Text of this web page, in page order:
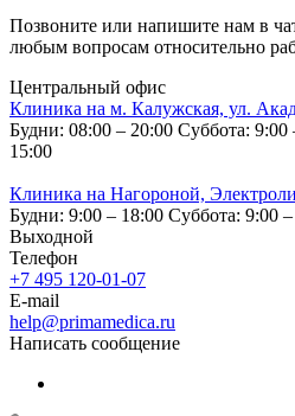
Позвоните или напишите нам в
любым вопросам относительно
Центральный офис
Клиника на м. Калужская, ул.
Будни: 08:00 – 20:00 Суббота: 9:00
15:00
Клиника на Нагороной,
Будни: 9:00 – 18:00 Суббота: 9:00
Выходной
Телефон
+7 495 120-01-07
E-mail
help@primamedica.ru
Написать сообщение